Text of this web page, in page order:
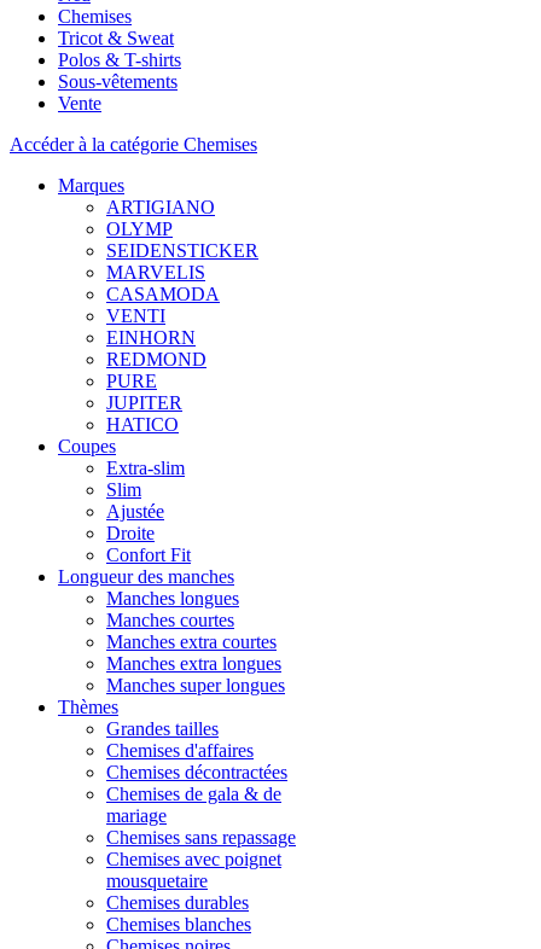
Chemises
Tricot & Sweat
Polos & T-shirts
Sous-vêtements
Vente
Accéder à la catégorie Chemises
Marques
ARTIGIANO
OLYMP
SEIDENSTICKER
MARVELIS
CASAMODA
VENTI
EINHORN
REDMOND
PURE
JUPITER
HATICO
Coupes
Extra-slim
Slim
Ajustée
Droite
Confort Fit
Longueur des manches
Manches longues
Manches courtes
Manches extra courtes
Manches extra longues
Manches super longues
Thèmes
Grandes tailles
Chemises d'affaires
Chemises décontractées
Chemises de gala & de
mariage
Chemises sans repassage
Chemises avec poignet
mousquetaire
Chemises durables
Chemises blanches